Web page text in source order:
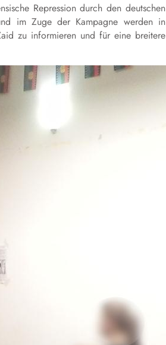
Repression durch den deutschen
im Zuge der Kampagne werden in
zu informieren und für eine breitere